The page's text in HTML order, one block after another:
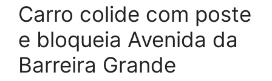
Carro colide com poste
e bloqueia Avenida da
Barreira Grande